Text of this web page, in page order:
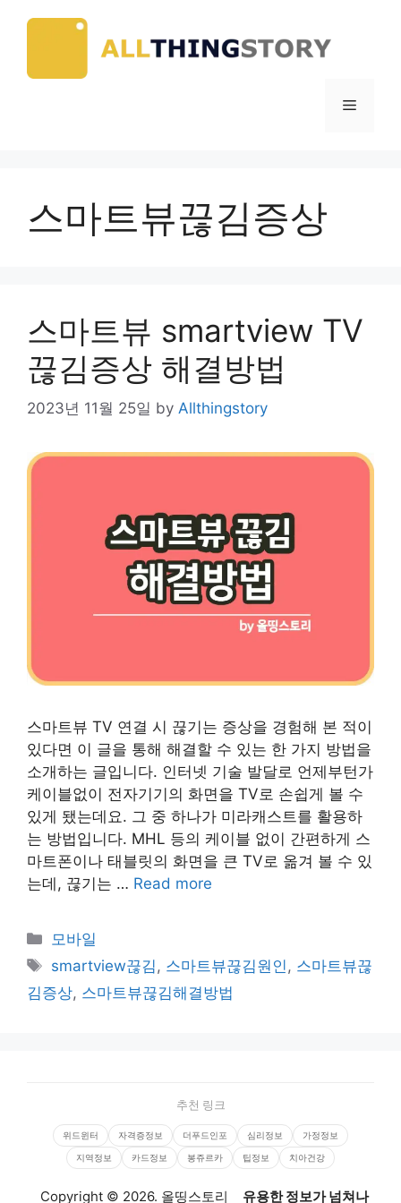
Menu
스마트뷰끊김증상
스마트뷰 smartview TV
끊김증상 해결방법
2023년 11월 25일 by Allthingstory
스마트뷰 TV 연결 시 끊기는 증상을 경험해 본 적이
있다면 이 글을 통해 해결할 수 있는 한 가지 방법을
소개하는 글입니다. 인터넷 기술 발달로 언제부턴가
케이블없이 전자기기의 화면을 TV로 손쉽게 볼 수
있게 됐는데요. 그 중 하나가 미라캐스트를 활용하
는 방법입니다. MHL 등의 케이블 없이 간편하게 스
마트폰이나 태블릿의 화면을 큰 TV로 옮겨 볼 수 있
는데, 끊기는 … Read more
Categories
모바일
Tags
smartview끊김, 스마트뷰끊김원인, 스마트뷰끊
김증상, 스마트뷰끊김해결방법
추천 링크
위드윈터 자격증정보 더푸드인포 심리정보 가정정보
지역정보 카드정보 봉쥬르카 팁정보 치아건강
Copyright © 2026. 올띵스토리 유용한 정보가 넘쳐나